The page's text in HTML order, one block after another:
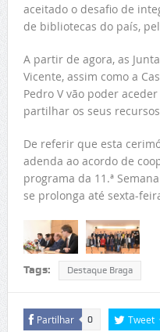
aceitado o desafio de
de bibliotecas do país,
A partir de agora, as
Vicente, assim como a
Pedro V vão poder
partilhar os seus
De referir que esta
adenda ao acordo de
programa da 11.ª
se prolonga até sexta-
Tags: Destaque Braga
Partilhar 0 Tweet